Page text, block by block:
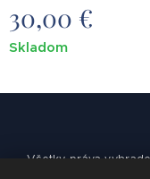
30,00 €
Skladom
Všetky práva